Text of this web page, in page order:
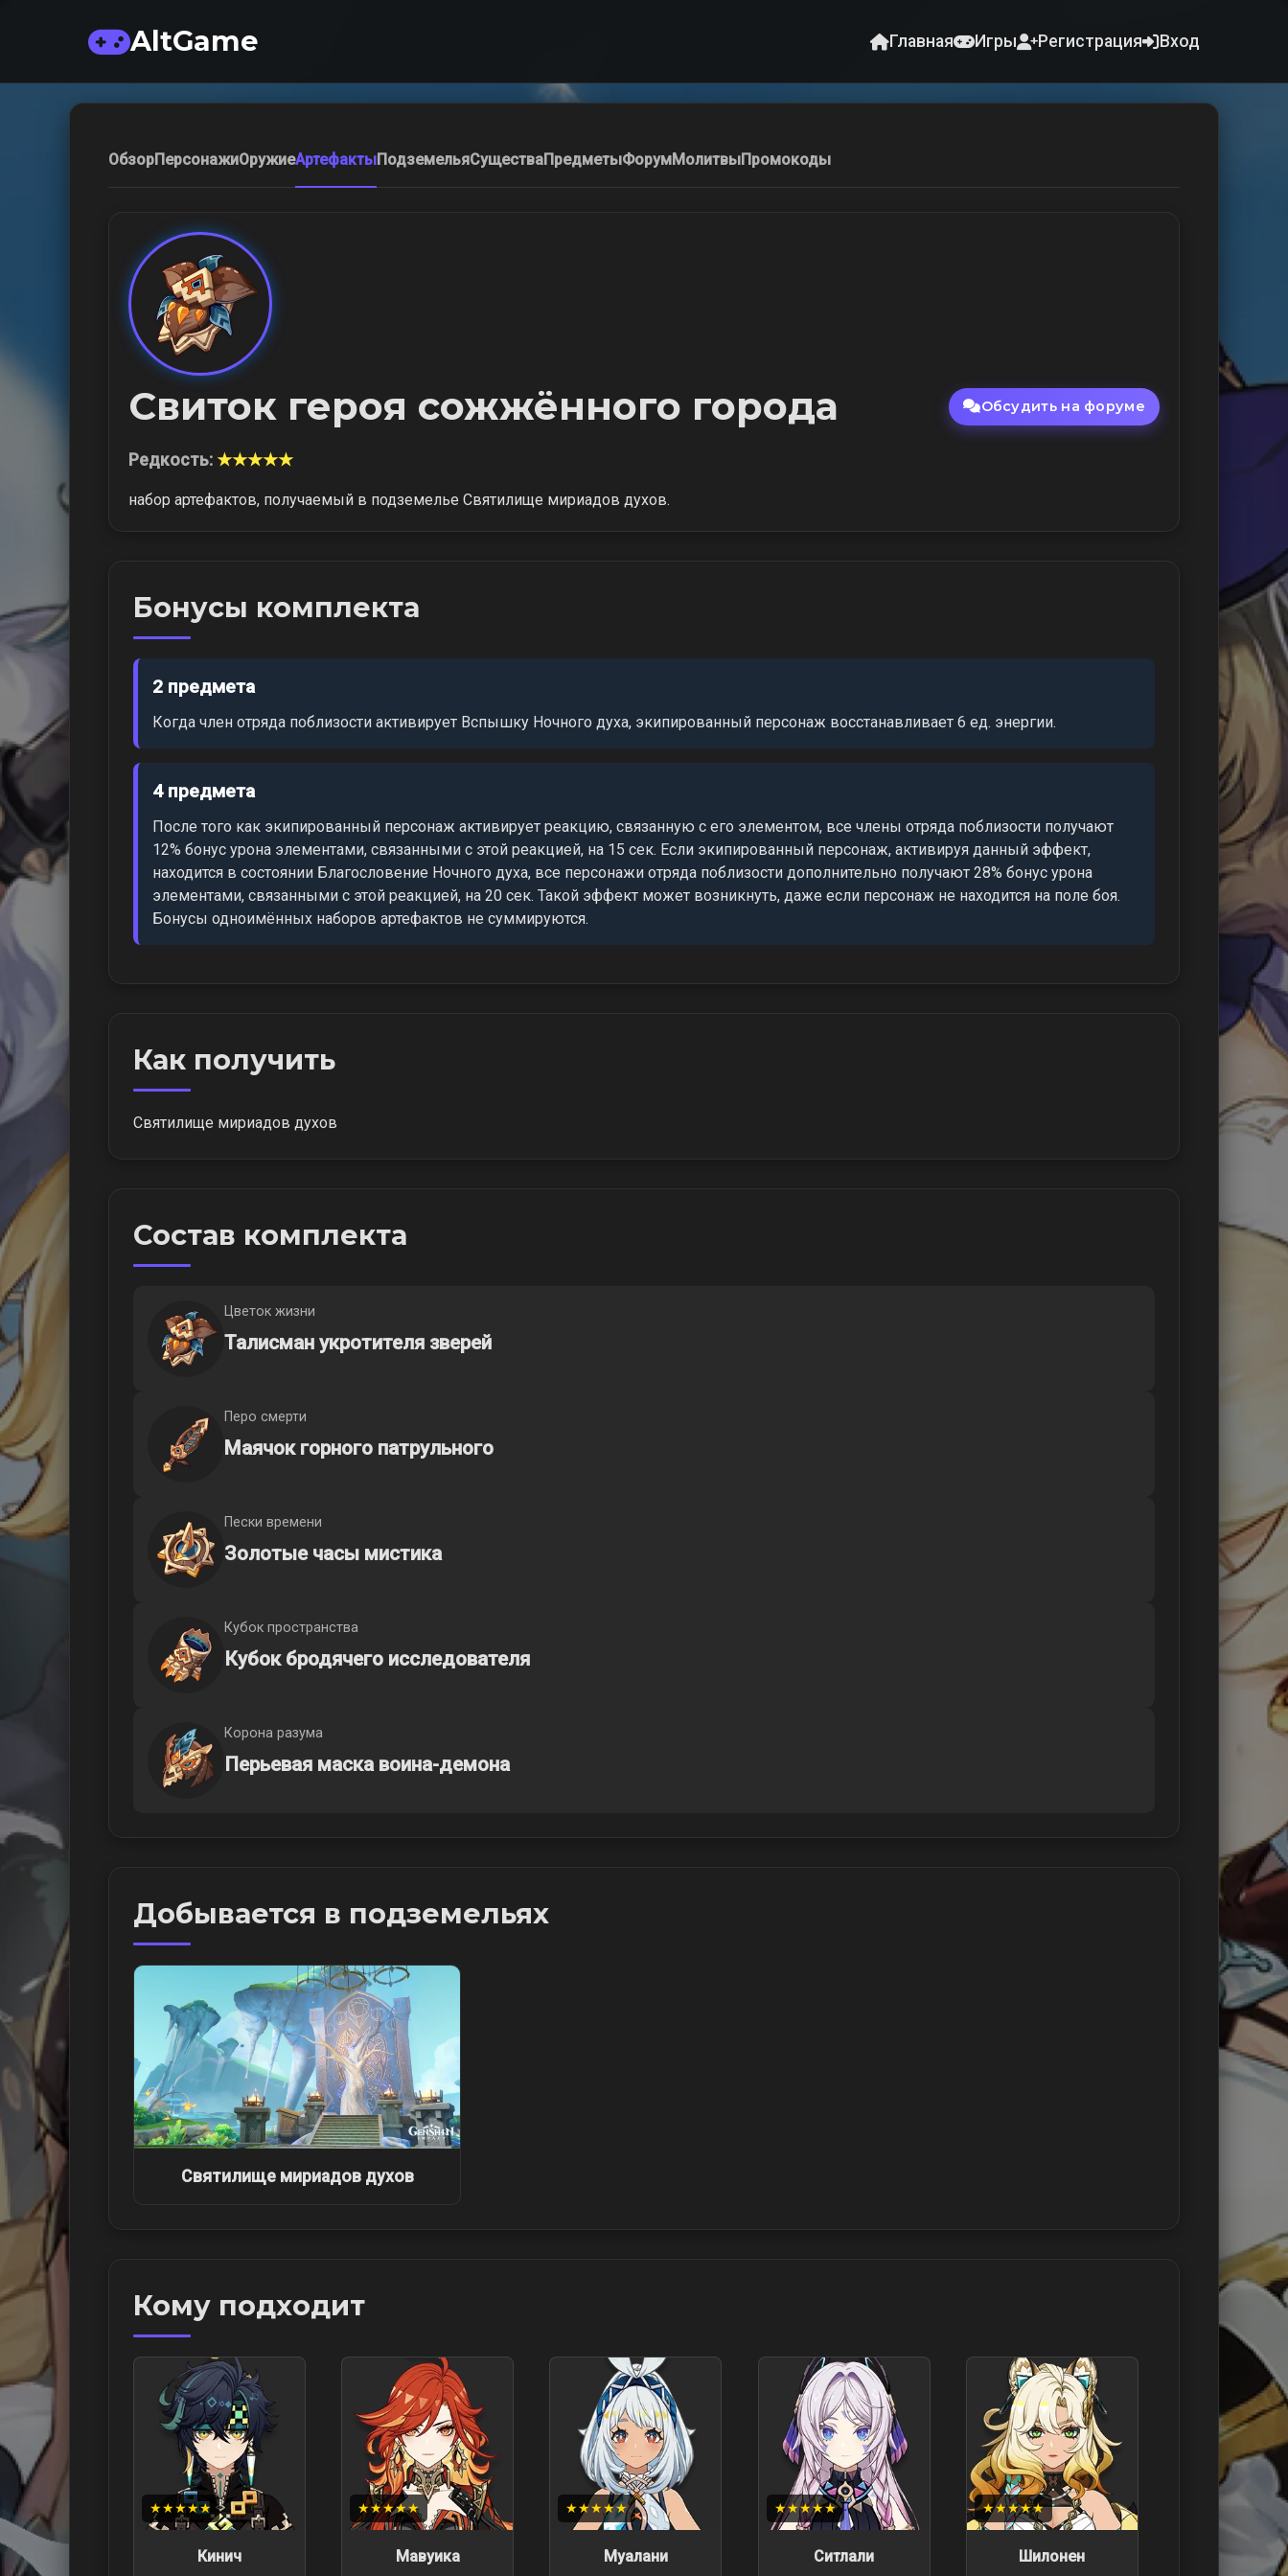
AltGame Главная Игры Регистрация Вход
ОбзорПерсонажиОружиеАртефактыПодземельяСуществаПредметыФорумМолитвыПромокоды
Свиток героя сожжённого города Обсудить на форуме
Редкость: ★★★★★
набор артефактов, получаемый в подземелье Святилище мириадов духов.
Бонусы комплекта
2 предмета
Когда член отряда поблизости активирует Вспышку Ночного духа, экипированный персонаж восстанавливает 6 ед. энергии.
4 предмета
После того как экипированный персонаж активирует реакцию, связанную с его элементом, все члены отряда поблизости получают
12% бонус урона элементами, связанными с этой реакцией, на 15 сек. Если экипированный персонаж, активируя данный эффект,
находится в состоянии Благословение Ночного духа, все персонажи отряда поблизости дополнительно получают 28% бонус урона
элементами, связанными с этой реакцией, на 20 сек. Такой эффект может возникнуть, даже если персонаж не находится на поле боя.
Бонусы одноимённых наборов артефактов не суммируются.
Как получить
Святилище мириадов духов
Состав комплекта
Цветок жизни
Талисман укротителя зверей
Перо смерти
Маячок горного патрульного
Пески времени
Золотые часы мистика
Кубок пространства
Кубок бродячего исследователя
Корона разума
Перьевая маска воина-демона
Добывается в подземельях
Святилище мириадов духов
Кому подходит
★★★★★
Кинич
★★★★★
Мавуика
★★★★★
Муалани
★★★★★
Ситлали
★★★★★
Шилонен